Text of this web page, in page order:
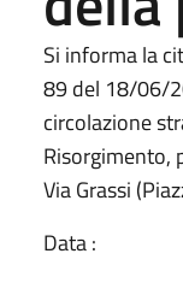
Si informa la
89 del 18/06/
circolazione
Risorgimento,
Via Grassi
Data :